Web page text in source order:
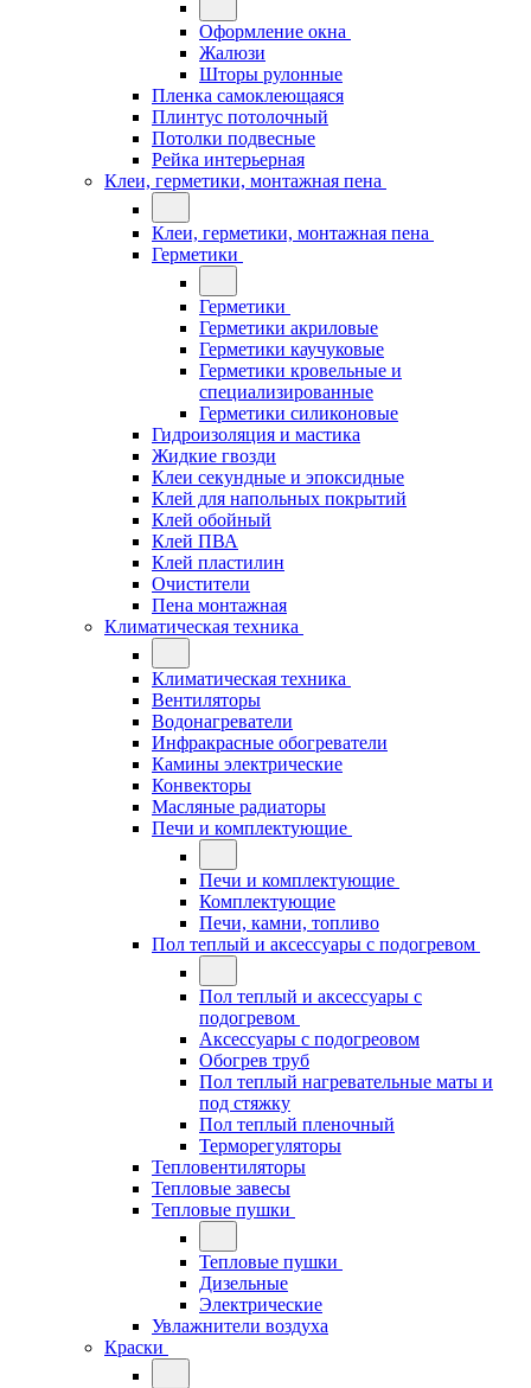
Оформление окна
Жалюзи
Шторы рулонные
Пленка самоклеющаяся
Плинтус потолочный
Потолки подвесные
Рейка интерьерная
Клеи, герметики, монтажная пена
Клеи, герметики, монтажная пена
Герметики
Герметики
Герметики акриловые
Герметики каучуковые
Герметики кровельные и
специализированные
Герметики силиконовые
Гидроизоляция и мастика
Жидкие гвозди
Клеи секундные и эпоксидные
Клей для напольных покрытий
Клей обойный
Клей ПВА
Клей пластилин
Очистители
Пена монтажная
Климатическая техника
Климатическая техника
Вентиляторы
Водонагреватели
Инфракрасные обогреватели
Камины электрические
Конвекторы
Масляные радиаторы
Печи и комплектующие
Печи и комплектующие
Комплектующие
Печи, камни, топливо
Пол теплый и аксессуары с подогревом
Пол теплый и аксессуары с
подогревом
Аксессуары с подогреовом
Обогрев труб
Пол теплый нагревательные маты и
под стяжку
Пол теплый пленочный
Терморегуляторы
Тепловентиляторы
Тепловые завесы
Тепловые пушки
Тепловые пушки
Дизельные
Электрические
Увлажнители воздуха
Краски